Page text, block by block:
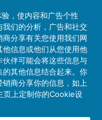
息列表
产品信息新的列表
利用本网站
，使内容和广告个性
们的分析，广告和社交
分享有关您使用我们网
信息或他们从您使用他
伴可能会将这些信息与
其他信息结合起来。你
商分享你的信息，如上
页上定制你的Cookie设